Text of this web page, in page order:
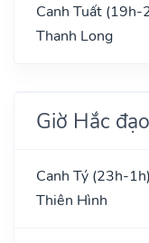
Canh Tuất (19h-
Thanh Long
Giờ Hắc
Canh Tý (23h-
Thiên Hình